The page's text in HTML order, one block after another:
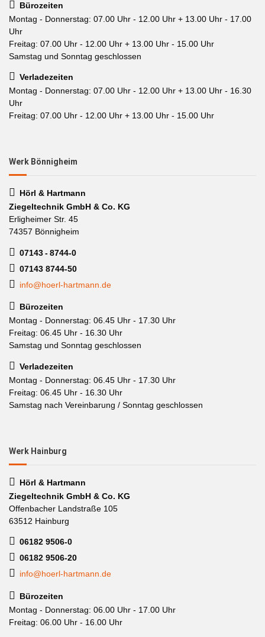
Bürozeiten
Montag - Donnerstag: 07.00 Uhr - 12.00 Uhr + 13.00 Uhr - 17.00
Uhr
Freitag: 07.00 Uhr - 12.00 Uhr + 13.00 Uhr - 15.00 Uhr
Samstag und Sonntag geschlossen
Verladezeiten
Montag - Donnerstag: 07.00 Uhr - 12.00 Uhr + 13.00 Uhr - 16.30
Uhr
Freitag: 07.00 Uhr - 12.00 Uhr + 13.00 Uhr - 15.00 Uhr
Werk Bönnigheim
Hörl & Hartmann
Ziegeltechnik GmbH & Co. KG
Erligheimer Str. 45
74357 Bönnigheim
07143 - 8744-0
07143 8744-50
info@hoerl-hartmann.de
Bürozeiten
Montag - Donnerstag: 06.45 Uhr - 17.30 Uhr
Freitag: 06.45 Uhr - 16.30 Uhr
Samstag und Sonntag geschlossen
Verladezeiten
Montag - Donnerstag: 06.45 Uhr - 17.30 Uhr
Freitag: 06.45 Uhr - 16.30 Uhr
Samstag nach Vereinbarung / Sonntag geschlossen
Werk Hainburg
Hörl & Hartmann
Ziegeltechnik GmbH & Co. KG
Offenbacher Landstraße 105
63512 Hainburg
06182 9506-0
06182 9506-20
info@hoerl-hartmann.de
Bürozeiten
Montag - Donnerstag: 06.00 Uhr - 17.00 Uhr
Freitag: 06.00 Uhr - 16.00 Uhr